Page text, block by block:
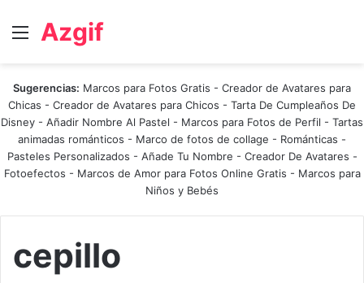
Menú
Azgif
Sugerencias: Marcos para Fotos Gratis - Creador de Avatares para
Chicas - Creador de Avatares para Chicos - Tarta De Cumpleaños De
Disney - Añadir Nombre Al Pastel - Marcos para Fotos de Perfil - Tartas
animadas románticos - Marco de fotos de collage - Románticas -
Pasteles Personalizados - Añade Tu Nombre - Creador De Avatares -
Fotoefectos - Marcos de Amor para Fotos Online Gratis - Marcos para
Niños y Bebés
cepillo